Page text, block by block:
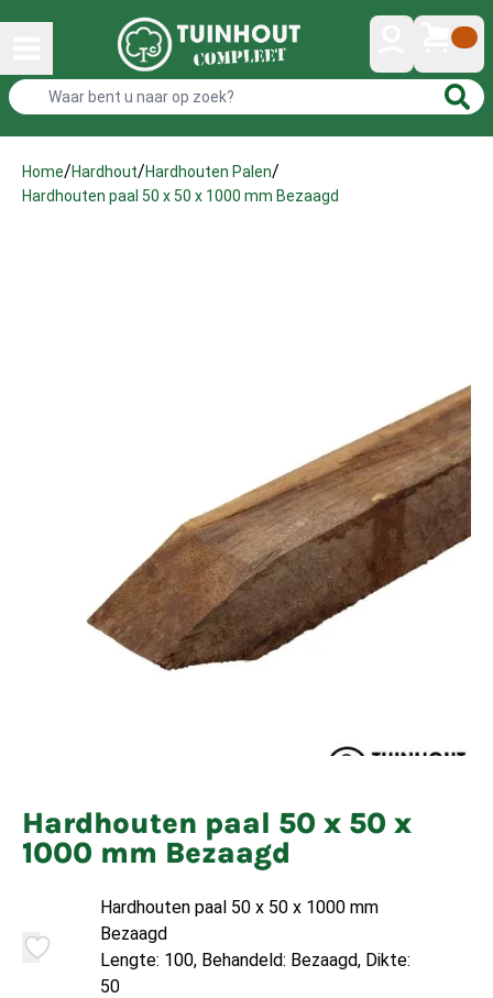
Home/Hardhout/Hardhouten Palen/
Hardhouten paal 50 x 50 x 1000 mm Bezaagd
Hardhouten paal 50 x 50 x
1000 mm Bezaagd
Hardhouten paal 50 x 50 x 1000 mm
Bezaagd
Lengte: 100, Behandeld: Bezaagd, Dikte:
50